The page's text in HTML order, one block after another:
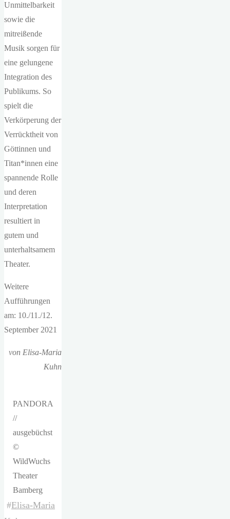
Unmittelbarkeit
sowie die
mitreißende
Musik sorgen für
eine gelungene
Integration des
Publikums. So
spielt die
Verkörperung der
Verrücktheit von
Göttinnen und
Titan*innen eine
spannende Rolle
und deren
Interpretation
resultiert in
gutem und
unterhaltsamem
Theater.
Weitere
Aufführungen
am: 10./11./12.
September 2021
von Elisa-Maria
Kuhn
PANDORA
//
ausgebüchst
©
WildWuchs
Theater
Bamberg
#Elisa-Maria